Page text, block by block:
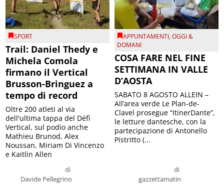
SPORT
Trail: Daniel Thedy e
Michela Comola
firmano il Vertical
Brusson-Bringuez a
tempo di record
di
Davide Pellegrino
Oltre 200 atleti al via
dell'ultima tappa del Défì
Vertical, sul podio anche
Mathieu Brunod, Alex
Noussan, Miriam Di Vincenzo
e Kaitlin Allen
APPUNTAMENTI,OGGI &
DOMANI
COSA FARE NEL FINE
SETTIMANA IN VALLE
D’AOSTA
di
gazzettamatin
SABATO 8 AGOSTO ALLEIN –
All’area verde Le Plan-de-
Clavel prosegue “ItinerDante”,
le letture dantesche, con la
partecipazione di Antonello
Pistritto (...